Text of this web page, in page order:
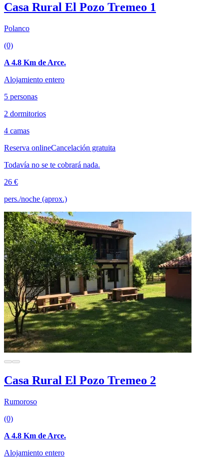
Casa Rural El Pozo Tremeo 1
Polanco
(0)
A 4.8 Km de Arce.
Alojamiento entero
5 personas
2 dormitorios
4 camas
Reserva onlineCancelación gratuita
Todavía no se te cobrará nada.
26 €
pers./noche (aprox.)
Casa Rural El Pozo Tremeo 2
Rumoroso
(0)
A 4.8 Km de Arce.
Alojamiento entero